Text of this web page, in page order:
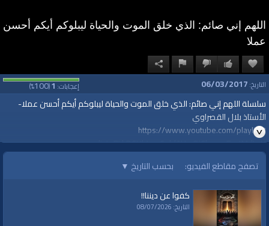
اللهم إني صائم: الذي خلق الموت والحياة ليبلوكم أيكم أحسن
عملا
إعجابات:1
(
100
%) التاريخ: 06/03/2017
سلسلة اللهم إني صائم: الذي خلق الموت والحياة ليبلوكم أيكم أحسن عملا-
الأستاذ بلال القصراوي
https://www.youtube.com/playlist?
list=PLkBCHbLpp6nblAUwOi6bvuvcEpctMdLzU
| #قناة_الواقية : انحياز إلى مبدأ الأمة |
www.alwaqiyah.tv
alwaqiyahtv@twitter https://www.youtube.com/playlist?
list=PLkBCHbLpp6nblAUwOi6bvuvcEpctMdLzU
تصفح مقاطع الفيديو: بحسب التاريخ ▼
كفوا عن ديننا!!
التاريخ: 08/07/2026